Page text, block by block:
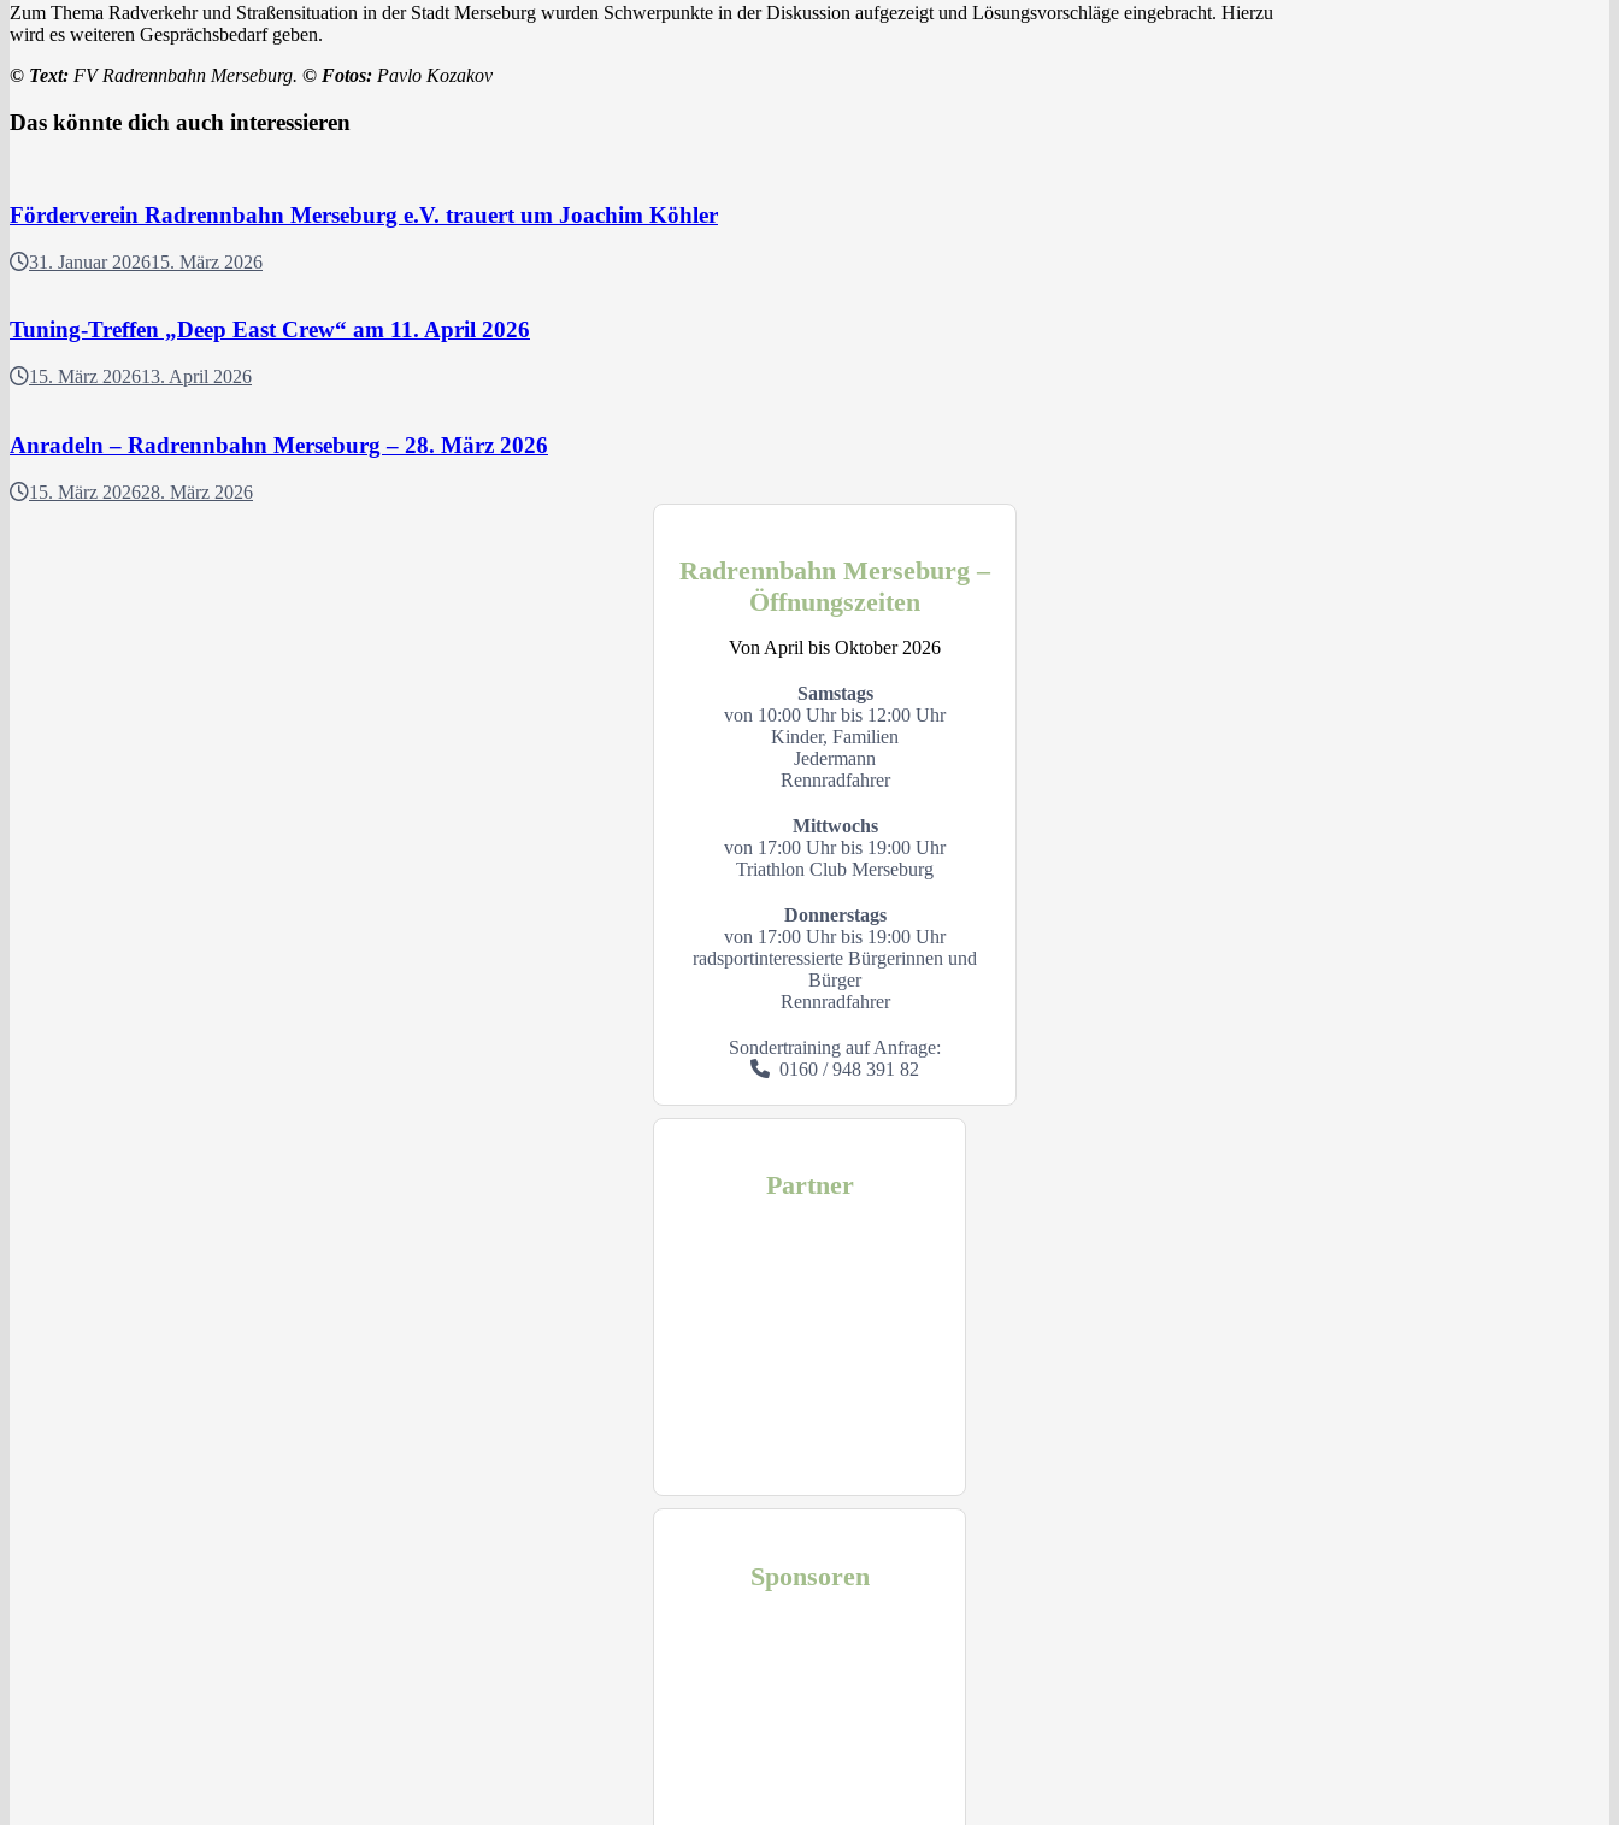
Zum Thema Radverkehr und Straßensituation in der Stadt Merseburg wurden Schwerpunkte in der Diskussion aufgezeigt und Lösungsvorschläge eingebracht. Hierzu
wird es weiteren Gesprächsbedarf geben.
© Text: FV Radrennbahn Merseburg. © Fotos: Pavlo Kozakov
Das könnte dich auch interessieren
Förderverein Radrennbahn Merseburg e.V. trauert um Joachim Köhler
31. Januar 202615. März 2026
Tuning-Treffen „Deep East Crew“ am 11. April 2026
15. März 202613. April 2026
Anradeln – Radrennbahn Merseburg – 28. März 2026
15. März 202628. März 2026
Radrennbahn Merseburg –
Öffnungszeiten
Von April bis Oktober 2026
Samstags
von 10:00 Uhr bis 12:00 Uhr
Kinder, Familien
Jedermann
Rennradfahrer
Mittwochs
von 17:00 Uhr bis 19:00 Uhr
Triathlon Club Merseburg
Donnerstags
von 17:00 Uhr bis 19:00 Uhr
radsportinteressierte Bürgerinnen und
Bürger
Rennradfahrer
Sondertraining auf Anfrage:
0160 / 948 391 82
Partner
Sponsoren